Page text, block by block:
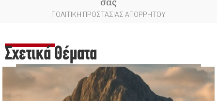
ΠΟΛΙΤΙΚΗ ΠΡΟΣΤΑΣΙΑΣ ΑΠΟΡΡΗΤΟΥ
Σχετικά Θέματα